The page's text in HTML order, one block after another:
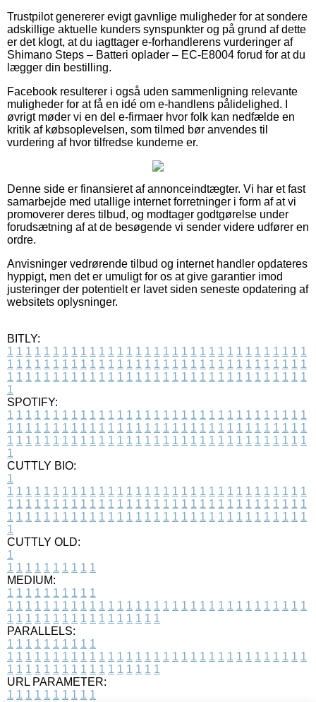
Trustpilot genererer evigt gavnlige muligheder for at sondere
adskillige aktuelle kunders synspunkter og på grund af dette
er det klogt, at du iagttager e-forhandlerens vurderinger af
Shimano Steps – Batteri oplader – EC-E8004 forud for at du
lægger din bestilling.
Facebook resulterer i også uden sammenligning relevante
muligheder for at få en idé om e-handlens pålidelighed. I
øvrigt møder vi en del e-firmaer hvor folk kan nedfælde en
kritik af købsoplevelsen, som tilmed bør anvendes til
vurdering af hvor tilfredse kunderne er.
Denne side er finansieret af annonceindtægter. Vi har et fast
samarbejde med utallige internet forretninger i form af at vi
promoverer deres tilbud, og modtager godtgørelse under
forudsætning af at de besøgende vi sender videre udfører en
ordre.
Anvisninger vedrørende tilbud og internet handler opdateres
hyppigt, men det er umuligt for os at give garantier imod
justeringer der potentielt er lavet siden seneste opdatering af
websitets oplysninger.
BITLY:
1 1 1 1 1 1 1 1 1 1 1 1 1 1 1 1 1 1 1 1 1 1 1 1 1 1 1 1 1 1 1 1 1
1 1 1 1 1 1 1 1 1 1 1 1 1 1 1 1 1 1 1 1 1 1 1 1 1 1 1 1 1 1 1 1 1
1 1 1 1 1 1 1 1 1 1 1 1 1 1 1 1 1 1 1 1 1 1 1 1 1 1 1 1 1 1 1 1 1
1
SPOTIFY:
1 1 1 1 1 1 1 1 1 1 1 1 1 1 1 1 1 1 1 1 1 1 1 1 1 1 1 1 1 1 1 1 1
1 1 1 1 1 1 1 1 1 1 1 1 1 1 1 1 1 1 1 1 1 1 1 1 1 1 1 1 1 1 1 1 1
1 1 1 1 1 1 1 1 1 1 1 1 1 1 1 1 1 1 1 1 1 1 1 1 1 1 1 1 1 1 1 1 1
1
CUTTLY BIO:
1
1 1 1 1 1 1 1 1 1 1 1 1 1 1 1 1 1 1 1 1 1 1 1 1 1 1 1 1 1 1 1 1 1
1 1 1 1 1 1 1 1 1 1 1 1 1 1 1 1 1 1 1 1 1 1 1 1 1 1 1 1 1 1 1 1 1
1 1 1 1 1 1 1 1 1 1 1 1 1 1 1 1 1 1 1 1 1 1 1 1 1 1 1 1 1 1 1 1 1
1
CUTTLY OLD:
1
1 1 1 1 1 1 1 1 1 1
MEDIUM:
1 1 1 1 1 1 1 1 1 1
1 1 1 1 1 1 1 1 1 1 1 1 1 1 1 1 1 1 1 1 1 1 1 1 1 1 1 1 1 1 1 1 1
1 1 1 1 1 1 1 1 1 1 1 1 1 1 1 1 1
PARALLELS:
1 1 1 1 1 1 1 1 1 1
1 1 1 1 1 1 1 1 1 1 1 1 1 1 1 1 1 1 1 1 1 1 1 1 1 1 1 1 1 1 1 1 1
1 1 1 1 1 1 1 1 1 1 1 1 1 1 1 1 1
URL PARAMETER:
1 1 1 1 1 1 1 1 1 1